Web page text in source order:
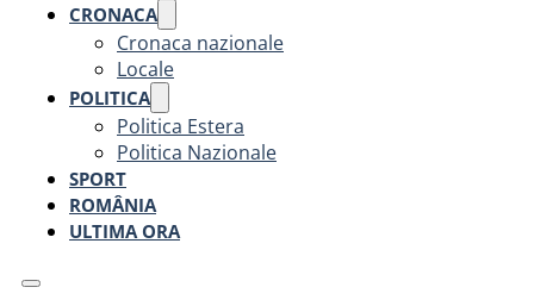
CRONACA
Cronaca nazionale
Locale
POLITICA
Politica Estera
Politica Nazionale
SPORT
ROMÂNIA
ULTIMA ORA